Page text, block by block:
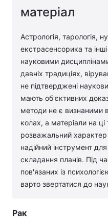
матеріал
Астрологія, тарологія,
екстрасенсорика та
науковими
давніх традиціях,
не підтверджені
мають об'єктивних
методи не є визнаними
колах, а матеріали на
розважальний характер
надійний інструмент
складання планів. Під
пов'язаних із
варто звертатися до
Рак